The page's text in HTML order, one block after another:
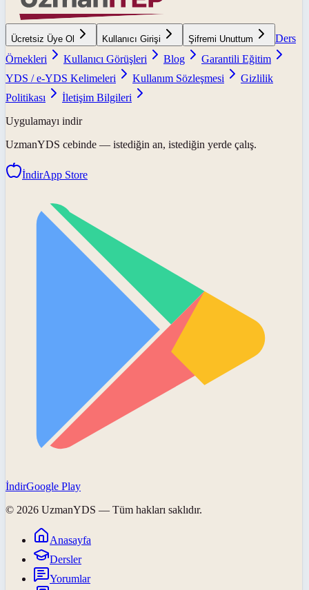
Ücretsiz Üye Ol Kullanıcı Girişi Şifremi Unuttum
Ders
Örnekleri
Kullanıcı Görüşleri Blog
Garantili Eğitim
YDS / e-YDS Kelimeleri
Kullanım Sözleşmesi
Gizlilik
Politikası
İletişim Bilgileri
Uygulamayı indir
UzmanYDS cebinde — istediğin an, istediğin yerde çalış.
İndirApp Store
İndirGoogle Play
© 2026 UzmanYDS — Tüm hakları saklıdır.
Anasayfa
Dersler
Yorumlar